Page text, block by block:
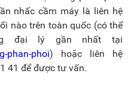
nhấc cầm máy là liên hệ
nào trên toàn quốc (có thể
đại lý gần nhất tại
phan-phoi) hoặc liên hệ
41 để được tư vấn.